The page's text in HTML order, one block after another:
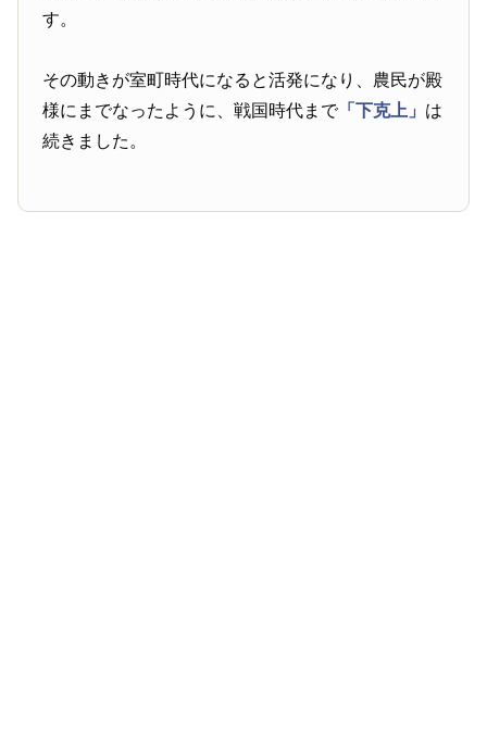
す。
その動きが室町時代になると活発になり、農民が殿
様にまでなったように、戦国時代まで「下克上」 は
続きました。